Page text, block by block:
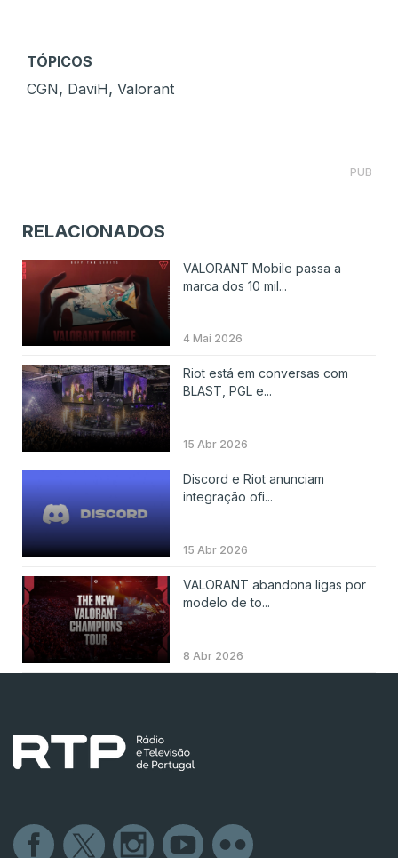
TÓPICOS
CGN, DaviH, Valorant
PUB
RELACIONADOS
VALORANT Mobile passa a
marca dos 10 mil...
4 Mai 2026
Riot está em conversas com
BLAST, PGL e...
15 Abr 2026
Discord e Riot anunciam
integração ofi...
15 Abr 2026
VALORANT abandona ligas por
modelo de to...
8 Abr 2026